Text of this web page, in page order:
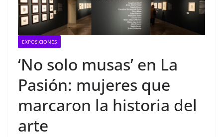
EXPOSICIONES
‘No solo musas’ en La
Pasión: mujeres que
marcaron la historia del
arte